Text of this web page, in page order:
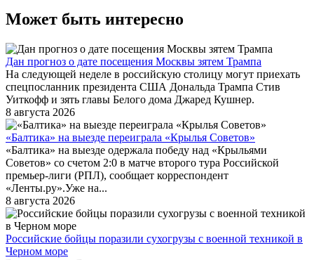
Может быть интересно
Дан прогноз о дате посещения Москвы зятем Трампа
На следующей неделе в российскую столицу могут приехать
спецпосланник президента США Дональда Трампа Стив
Уиткофф и зять главы Белого дома Джаред Кушнер.
8 августа 2026
«Балтика» на выезде переиграла «Крылья Советов»
«Балтика» на выезде одержала победу над «Крыльями
Советов» со счетом 2:0 в матче второго тура Российской
премьер-лиги (РПЛ), сообщает корреспондент
«Ленты.ру».Уже на...
8 августа 2026
Российские бойцы поразили сухогрузы с военной техникой в
Черном море